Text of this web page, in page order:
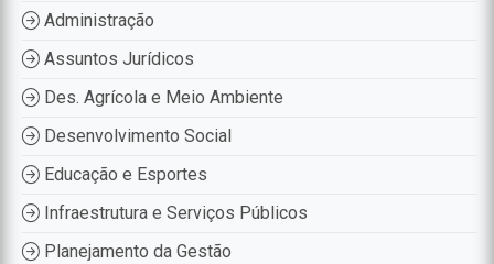
Administração
Assuntos Jurídicos
Des. Agrícola e Meio Ambiente
Desenvolvimento Social
Educação e Esportes
Infraestrutura e Serviços Públicos
Planejamento da Gestão